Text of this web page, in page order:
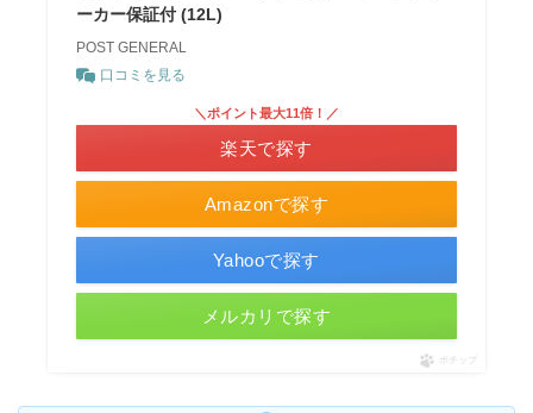
ーカー保証付 (12L)
POST GENERAL
口コミを見る
Amazonで探す
＼ポイント最大11倍！／
楽天で探す
Yahooで探す
メルカリで探す
ポチップ